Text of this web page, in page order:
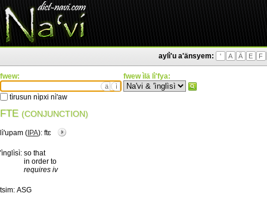
aylì'u a'änsyem: ' A Ä E F
fwew:
ä ì
tìrusun nìpxi nì'aw
fwew ìlä lì'fya:
FTE (CONJUNCTION)
lì'upam ( IPA): ftɛ
'ìnglìsì: so that
in order to
requires iv
tsim: ASG